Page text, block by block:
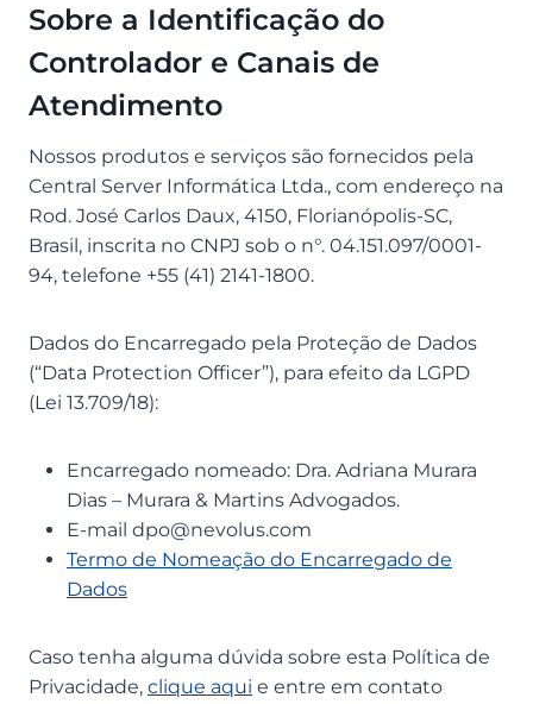
Sobre a Identificação do
Controlador e Canais de
Atendimento
Nossos produtos e serviços são fornecidos pela
Central Server Informática Ltda., com endereço na
Rod. José Carlos Daux, 4150, Florianópolis-SC,
Brasil, inscrita no CNPJ sob o n°. 04.151.097/0001-
94, telefone +55 (41) 2141-1800.
Dados do Encarregado pela Proteção de Dados
(“Data Protection Officer”), para efeito da LGPD
(Lei 13.709/18):
Encarregado nomeado: Dra. Adriana Murara
Dias – Murara & Martins Advogados.
E-mail dpo@nevolus.com
Termo de Nomeação do Encarregado de
Dados
Caso tenha alguma dúvida sobre esta Política de
Privacidade, clique aqui e entre em contato